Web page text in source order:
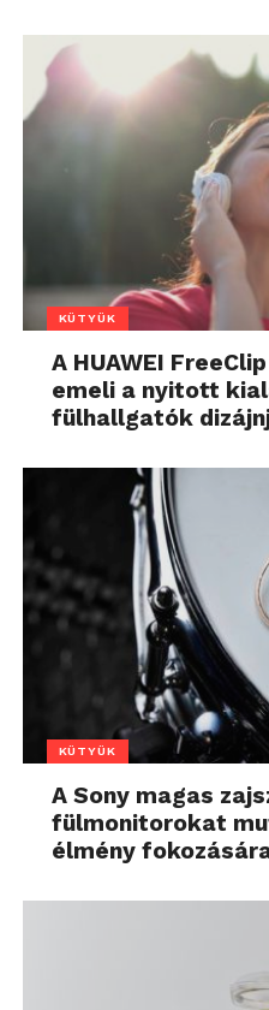
KÜTYÜK
A HUAWEI
emeli a nyitott
fülhallgatók
KÜTYÜK
A Sony magas
fülmonitorokat
élmény